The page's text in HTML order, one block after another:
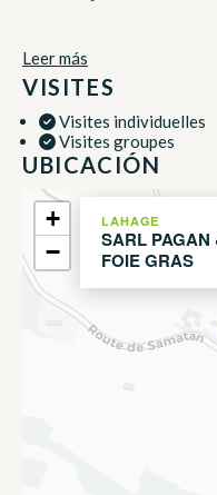
Leer más
VISITES
Visites individuelles
Visites groupes
UBICACIÓN
LAHAGE
SARL PAGAN
FOIE GRAS
+
−